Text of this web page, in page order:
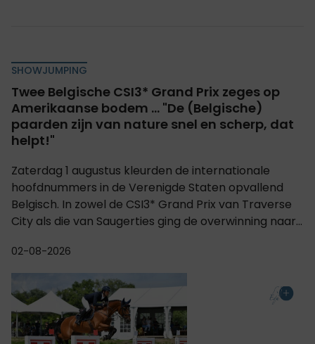
SHOWJUMPING
Twee Belgische CSI3* Grand Prix zeges op
Amerikaanse bodem ... "De (Belgische)
paarden zijn van nature snel en scherp, dat
helpt!"
Zaterdag 1 augustus kleurden de internationale
hoofdnummers in de Verenigde Staten opvallend
Belgisch. In zowel de CSI3* Grand Prix van Traverse
City als die van Saugerties ging de overwinning naar...
02-08-2026